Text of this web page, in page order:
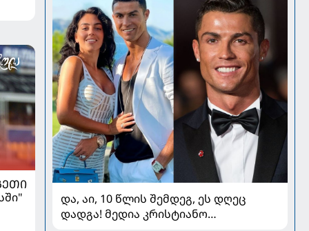
და, აი, 10 წლის შემდეგ, ეს დღეც
დადგა! მედია კრისტიანო